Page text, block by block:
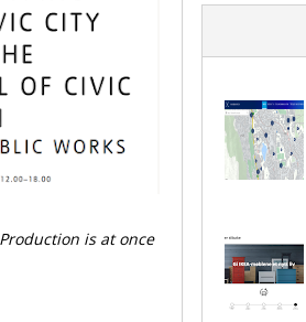
is at once